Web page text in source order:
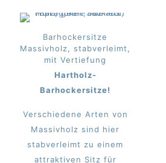
Barhockersitze
Massivholz, stabverleimt,
mit Vertiefung
Hartholz-
Barhockersitze!
Verschiedene Arten von
Massivholz sind hier
stabverleimt zu einem
attraktiven Sitz für